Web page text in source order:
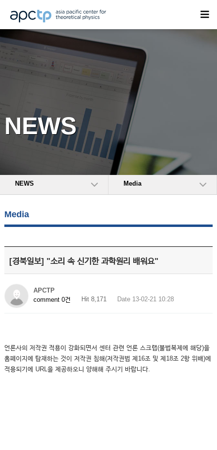
NEWS
NEWS Media
Media
[경북일보] "소리 속 신기한 과학원리 배워요"
APCTP
comment 0건
Hit 8,171 Date 13-02-21 10:28
언론사의 저작권 적용이 강화되면서 센터 관련 언론 스크랩(불법복제에 해당)을
홈페이지에 탑재하는 것이 저작권 침해(저작권법 제16조 및 제18조 2항 위배)에
적용되기에 URL을 제공하오니 양해해 주시기 바랍니다.